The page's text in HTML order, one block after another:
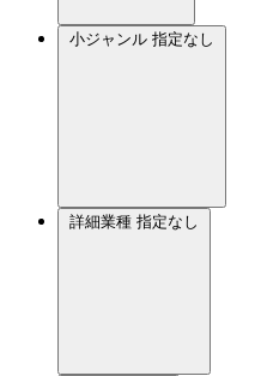
小ジャンル 指定なし
詳細業種 指定なし